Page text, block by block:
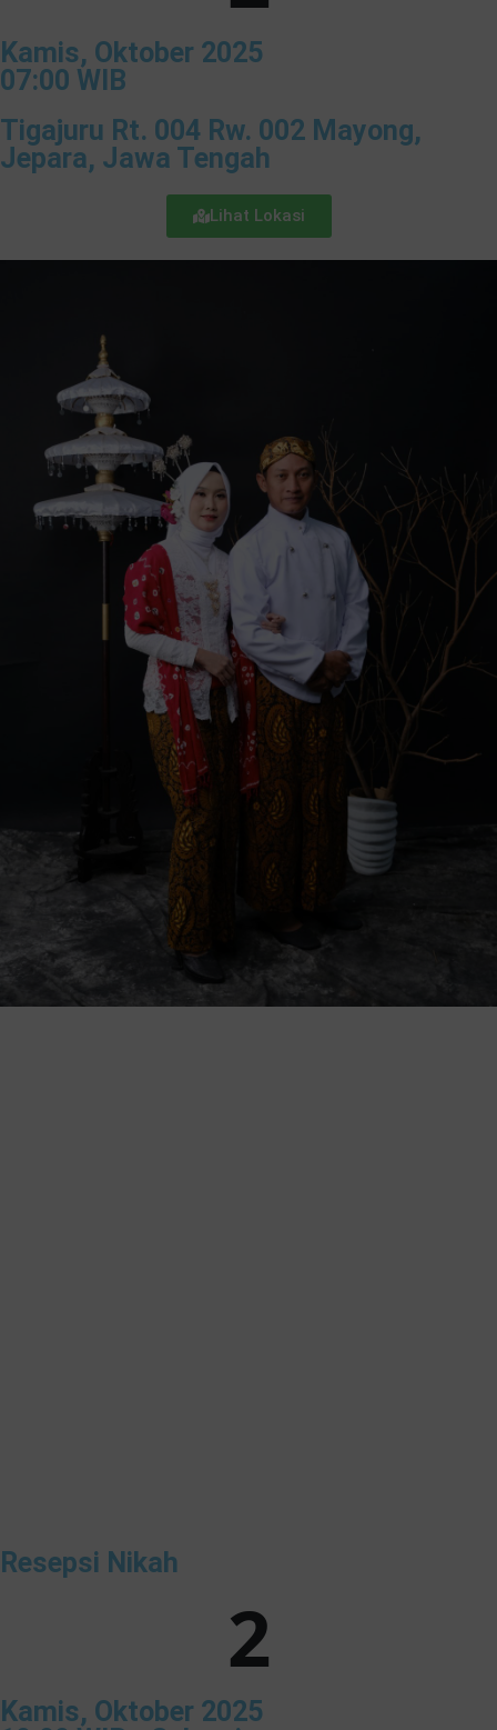
Kamis, Oktober 2025
07:00 WIB
Tigajuru Rt. 004 Rw. 002 Mayong,
Jepara, Jawa Tengah
Lihat Lokasi
Resepsi Nikah
2
Kamis, Oktober 2025